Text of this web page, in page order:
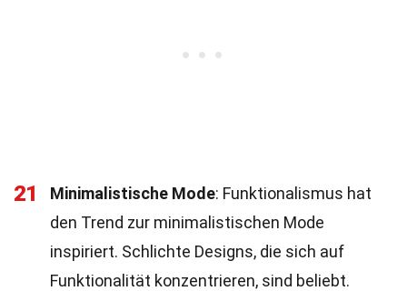
21 Minimalistische Mode: Funktionalismus hat
den Trend zur minimalistischen Mode
inspiriert. Schlichte Designs, die sich auf
Funktionalität konzentrieren, sind beliebt.